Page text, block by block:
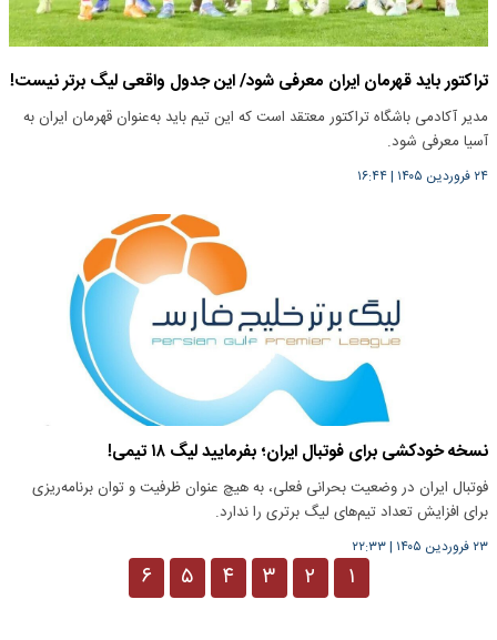
تراکتور باید قهرمان ایران معرفی شود/ این جدول واقعی لیگ برتر نیست!
مدیر آکادمی باشگاه تراکتور معتقد است که این تیم باید به‌عنوان قهرمان ایران به
آسیا معرفی شود.
۲۴ فروردین ۱۴۰۵ |۱۶:۴۴
نسخه خودکشی برای فوتبال ایران؛ بفرمایید لیگ ۱۸ تیمی!
فوتبال ایران در وضعیت بحرانی فعلی، به هیچ عنوان ظرفیت و توان برنامه‌ریزی
برای افزایش تعداد تیم‌های لیگ برتری را ندارد.
۲۳ فروردین ۱۴۰۵ |۲۲:۳۳
۱ ۲ ۳ ۴ ۵ ۶